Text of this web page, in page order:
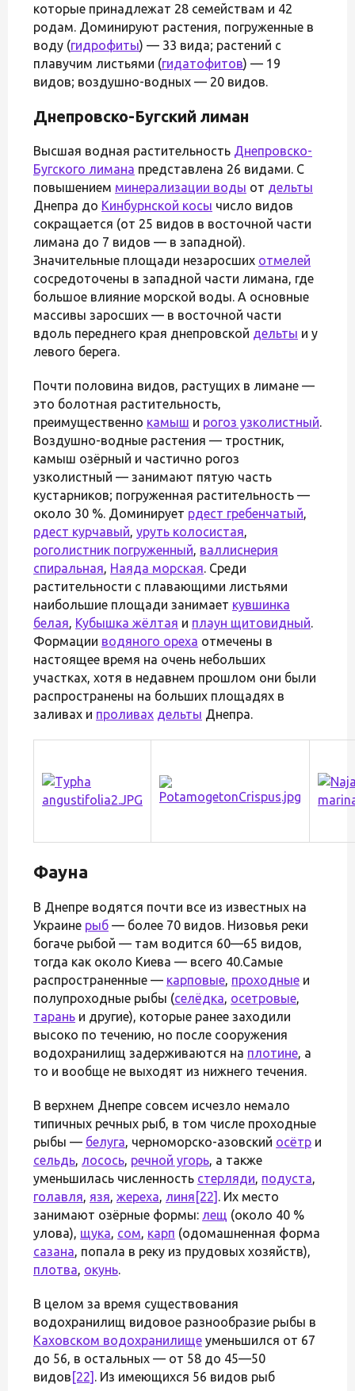
которые принадлежат 28 семействам и 42
родам. Доминируют растения, погруженные в
воду (гидрофиты) — 33 вида; растений с
плавучим листьями (гидатофитов) — 19
видов; воздушно-водных — 20 видов.
Днепровско-Бугский лиман
Высшая водная растительность Днепровско-
Бугского лимана представлена 26 видами. С
повышением минерализации воды от дельты
Днепра до Кинбурнской косы число видов
сокращается (от 25 видов в восточной части
лимана до 7 видов — в западной).
Значительные площади незаросших отмелей
сосредоточены в западной части лимана, где
большое влияние морской воды. А основные
массивы заросших — в восточной части
вдоль переднего края днепровской дельты и у
левого берега.
Почти половина видов, растущих в лимане —
это болотная растительность,
преимущественно камыш и рогоз узколистный.
Воздушно-водные растения — тростник,
камыш озёрный и частично рогоз
узколистный — занимают пятую часть
кустарников; погруженная растительность —
около 30 %. Доминирует рдест гребенчатый,
рдест курчавый, уруть колосистая,
роголистник погруженный, валлиснерия
спиральная, Наяда морская. Среди
растительности с плавающими листьями
наибольшие площади занимает кувшинка
белая, Кубышка жёлтая и плаун щитовидный.
Формации водяного ореха отмечены в
настоящее время на очень небольших
участках, хотя в недавнем прошлом они были
распространены на больших площадях в
заливах и проливах дельты Днепра.
Фауна
В Днепре водятся почти все из известных на
Украине рыб — более 70 видов. Низовья реки
богаче рыбой — там водится 60—65 видов,
тогда как около Киева — всего 40.Самые
распространенные — карповые, проходные и
полупроходные рыбы (селёдка, осетровые,
тарань и другие), которые ранее заходили
высоко по течению, но после сооружения
водохранилищ задерживаются на плотине, а
то и вообще не выходят из нижнего течения.
В верхнем Днепре совсем исчезло немало
типичных речных рыб, в том числе проходные
рыбы — белуга, черноморско-азовский осётр и
сельдь, лосось, речной угорь, а также
уменьшилась численность стерляди, подуста,
голавля, язя, жереха, линя [22] . Их место
занимают озёрные формы: лещ (около 40 %
улова), щука, сом, карп (одомашненная форма
сазана, попала в реку из прудовых хозяйств),
плотва, окунь.
В целом за время существования
водохранилищ видовое разнообразие рыбы в
Каховском водохранилище уменьшился от 67
до 56, в остальных — от 58 до 45—50
видов [22] . Из имеющихся 56 видов рыб